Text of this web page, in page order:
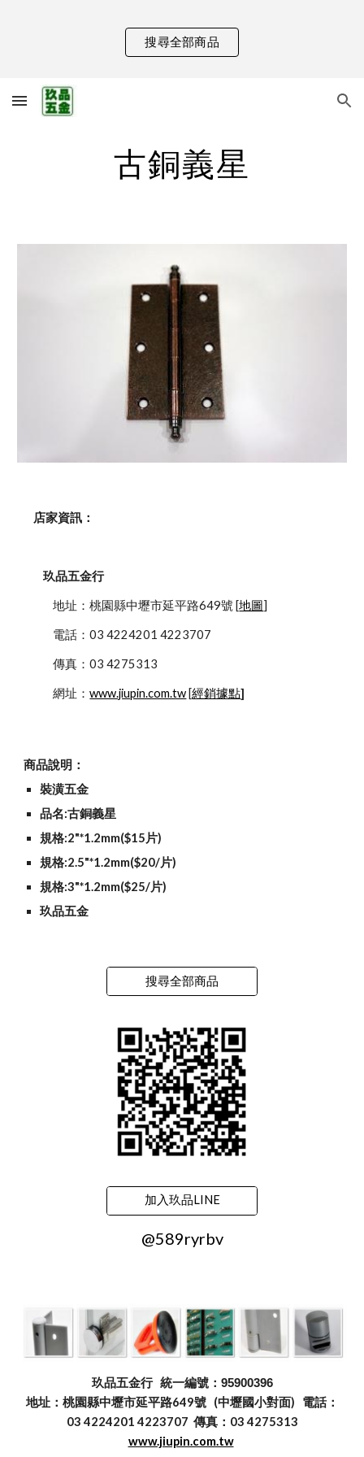
Skip to main content
搜尋全部商品
古銅義星
    店家資訊：
玖品五金行
            地址：桃園縣中壢市延平路649號 [
地圖]
            電話：03 4224201 4223707
            傳真：03 4275313
            網址：
www.jiupin.com.tw [經銷據點]
商品說明：
裝潢五金
品名:古銅義星
規格:2"*1.2mm($15片)
規格:2.5"*1.2mm($20/片)
規格:3"*1.2mm($25/片)
玖品五金
搜尋全部商品
加入玖品LINE
@589ryrbv
玖品五金行 統一編號：95900396
地址：桃園縣中壢市延平路649號 (中壢國小對面) 電話：
03 4224201 4223707 傳真：03 4275313
www.jiupin.com.tw